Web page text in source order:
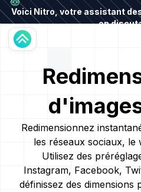
Voici Nitro, votre assistant
en
Redimensionnez
les réseaux sociaux, le
Utilisez des
Instagram, Facebook,
définissez des dimensions